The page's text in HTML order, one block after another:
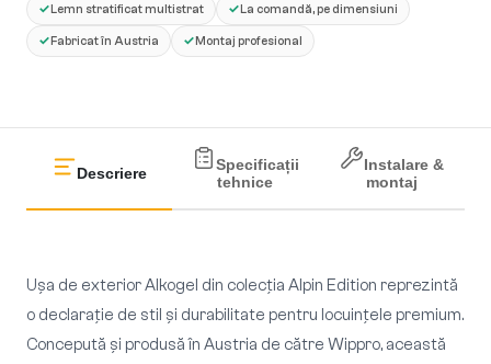
✓ Lemn stratificat multistrat ✓ La comandă, pe dimensiuni
✓ Fabricat în Austria ✓ Montaj profesional
Descriere
Specificații
tehnice
Instalare &
montaj
Ușa de exterior Alkogel din colecția Alpin Edition reprezintă
o declarație de stil și durabilitate pentru locuințele premium.
Concepută și produsă în Austria de către Wippro, această